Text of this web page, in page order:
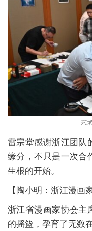
艺
雷宗堂感谢浙江团队
缘分，不只是一次合
生根的开始。
【陶小明：浙江漫画
浙江省漫画家协会主
的摇篮，孕育了无数